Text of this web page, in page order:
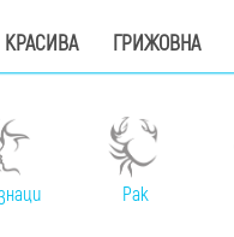
КРАСИВА ГРИЖОВНА
Рак